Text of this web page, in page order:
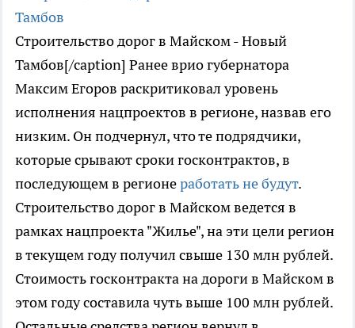
Строительство дорог в Майском - Новый
Тамбов[/caption] Ранее врио губернатора
Максим Егоров раскритиковал уровень
исполнения нацпроектов в регионе, назвав его
низким. Он подчернул, что те подрядчики,
которые срывают сроки госконтрактов, в
последующем в регионеработать не будут.
Строительство дорог в Майском ведется в
рамках нацпроекта "Жилье", на эти цели регион
в текущем году получил свыше 130 млн рублей.
Стоимость госконтракта на дороги в Майском в
этом году составила чуть выше 100 млн рублей.